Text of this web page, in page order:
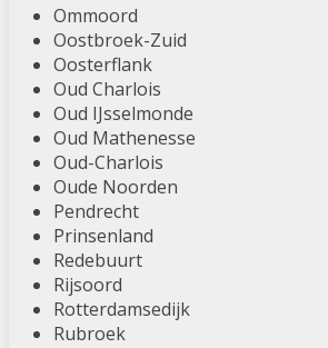
Ommoord
Oostbroek-Zuid
Oosterflank
Oud Charlois
Oud IJsselmonde
Oud Mathenesse
Oud-Charlois
Oude Noorden
Pendrecht
Prinsenland
Redebuurt
Rijsoord
Rotterdamsedijk
Rubroek